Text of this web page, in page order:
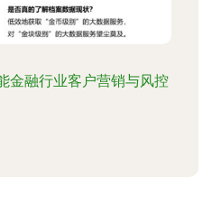
金融行业客户营销与风控